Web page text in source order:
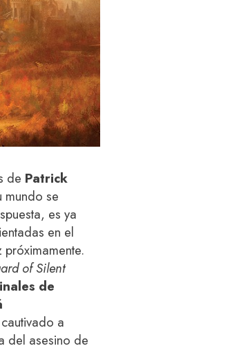
de Patrick
mundo se
es ya
en el
of Silent
de
a
del asesino de